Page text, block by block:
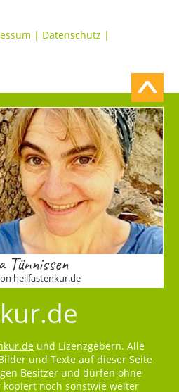
| Datenschutz |
Tünnissen
heilfastenkur.de
und Lizenzgebern. Alle
und Texte auf dieser Seite
Besitzer und dürfen ohne
noch sonstwie weiter